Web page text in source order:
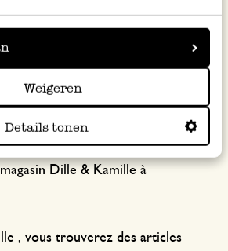
Weigeren
Details tonen
conviviales et tout confort.
Dille & Kamille à
, vous trouverez des articles